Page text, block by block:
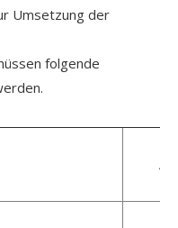
Umsetzung der
folgende